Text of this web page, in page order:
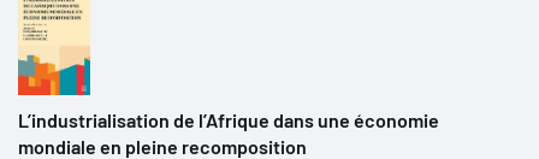
L’industrialisation de l’Afrique dans une économie
mondiale en pleine recomposition